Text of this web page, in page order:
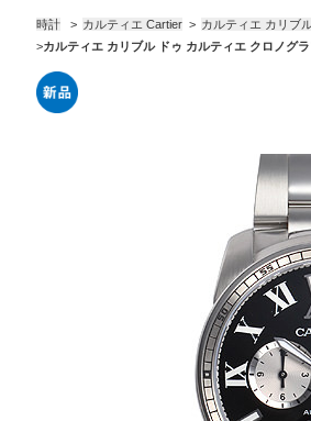
時計 > カルティエ Cartier > カルティエ カリブ
>カルティエ カリブル ドゥ カルティエ クロノグ